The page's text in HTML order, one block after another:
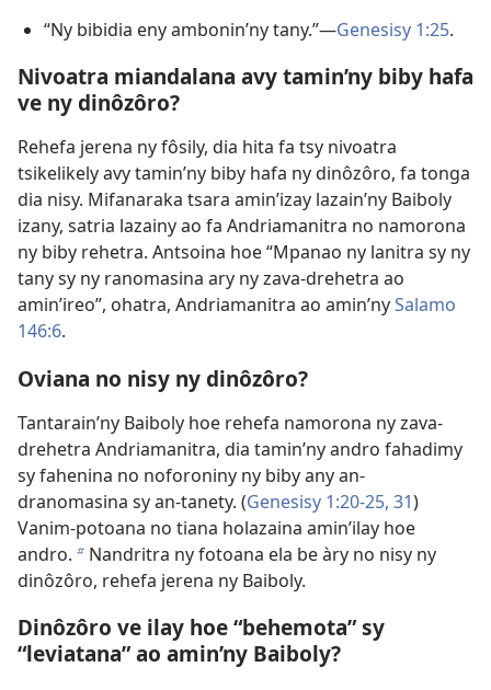
“Ny bibidia eny ambonin’ny tany.”—Genesisy 1:25.
Nivoatra miandalana avy tamin’ny biby hafa
ve ny dinôzôro?
Rehefa jerena ny fôsily, dia hita fa tsy nivoatra
tsikelikely avy tamin’ny biby hafa ny dinôzôro, fa tonga
dia nisy. Mifanaraka tsara amin’izay lazain’ny Baiboly
izany, satria lazainy ao fa Andriamanitra no namorona
ny biby rehetra. Antsoina hoe “Mpanao ny lanitra sy ny
tany sy ny ranomasina ary ny zava-drehetra ao
amin’ireo”, ohatra, Andriamanitra ao amin’nySalamo
146:6.
Oviana no nisy ny dinôzôro?
Tantarain’ny Baiboly hoe rehefa namorona ny zava-
drehetra Andriamanitra, dia tamin’ny andro fahadimy
sy fahenina no noforoniny ny biby any an-
dranomasina sy an-tanety. (Genesisy 1:20-25, 31)
Vanim-potoana no tiana holazaina amin’ilay hoe
andro. b Nandritra ny fotoana ela be àry no nisy ny
dinôzôro, rehefa jerena ny Baiboly.
Dinôzôro ve ilay hoe “behemota” sy
“leviatana” ao amin’ny Baiboly?